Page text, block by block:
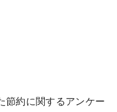
節約に関するアンケー